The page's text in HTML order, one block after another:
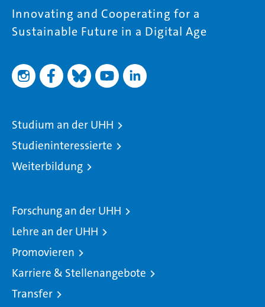
Innovating and Cooperating for a
Sustainable Future in a Digital Age
Studium an der UHH
Studieninteressierte
Weiterbildung
Forschung an der UHH
Lehre an der UHH
Promovieren
Karriere & Stellenangebote
Transfer